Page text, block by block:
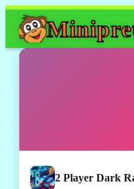
Mini
2 Player Dark